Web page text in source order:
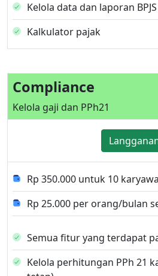
Kelola data dan laporan
Kalkulator pajak
Compliance
Kelola gaji dan PPh21
Rp 350.000 untuk 10
Rp 25.000 per orang/bulan
Semua fitur yang terdapat
Kelola perhitungan PPh 21